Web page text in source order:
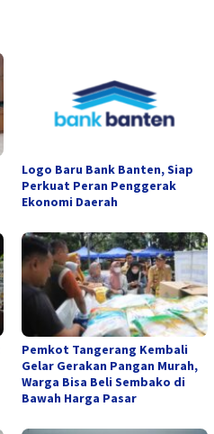
Logo Baru Bank Banten, Siap
Perkuat Peran Penggerak
Ekonomi Daerah
Pemkot Tangerang Kembali
Gelar Gerakan Pangan Murah,
Warga Bisa Beli Sembako di
Bawah Harga Pasar